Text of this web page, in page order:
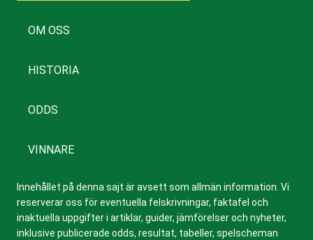
OM OSS
HISTORIA
ODDS
VINNARE
Innehållet på denna sajt är avsett som allmän information. Vi
reserverar oss för eventuella felskrivningar, faktafel och
inaktuella uppgifter i artiklar, guider, jämförelser och nyheter,
inklusive publicerade odds, resultat, tabeller, spelscheman